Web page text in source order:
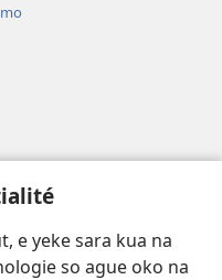
e yeke sara kua na
so ague oko na